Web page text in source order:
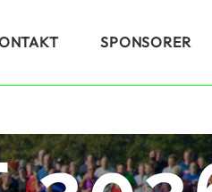
SPONSORER